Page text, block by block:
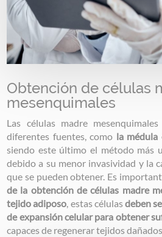
Obtención de células
mesenquimales
Las células madre mesenquimales
diferentes fuentes, como la
siendo este último el método más
debido a su menor invasividad y la
que se pueden obtener. Es
de la obtención de células madre
tejido adiposo , estas célulasdeben
de expansión celular para obtener
capaces de regenerar tejidos dañados.